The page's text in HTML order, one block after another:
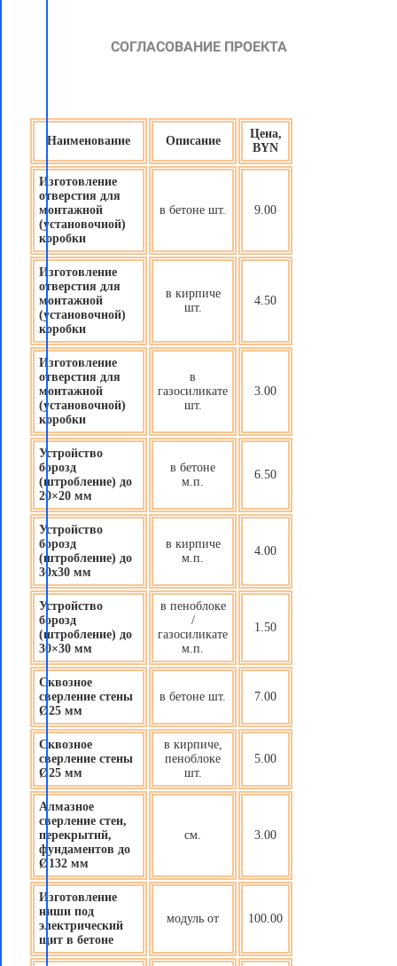
СОГЛАСОВАНИЕ ПРОЕКТА
Наименование Описание
Цена,
BYN
Изготовление
отверстия для
монтажной
(установочной)
коробки
в бетоне шт. 9.00
Изготовление
отверстия для
монтажной
(установочной)
коробки
в кирпиче
шт.
4.50
Изготовление
отверстия для
монтажной
(установочной)
коробки
в
газосиликате
шт.
3.00
Устройство
борозд
(штробление) до
20×20 мм
в бетоне
м.п.
6.50
Устройство
борозд
(штробление) до
30х30 мм
в кирпиче
м.п.
4.00
Устройство
борозд
(штробление) до
30×30 мм
в пеноблоке
/
газосиликате
м.п.
1.50
Сквозное
сверление стены
Ø25 мм
в бетоне шт. 7.00
Сквозное
сверление стены
Ø25 мм
в кирпиче,
пеноблоке
шт.
5.00
Алмазное
сверление стен,
перекрытий,
фундаментов до
Ø132 мм
см. 3.00
Изготовление
ниши под
электрический
щит в бетоне
модуль от 100.00